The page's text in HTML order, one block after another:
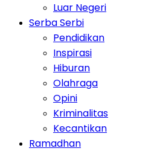
Luar Negeri
Serba Serbi
Pendidikan
Inspirasi
Hiburan
Olahraga
Opini
Kriminalitas
Kecantikan
Ramadhan